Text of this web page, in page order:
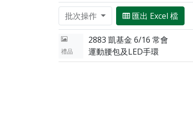
批次操作 匯出 Excel 檔
禮品
2883 凱基金 6/16 常會
運動腰包及LED手環